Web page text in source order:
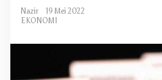
r
u
Nazir
19 Mei 2022
EKONOMI